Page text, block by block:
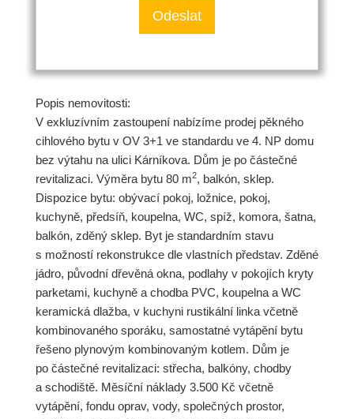
Popis nemovitosti:
V exkluzívním zastoupení nabízíme prodej pěkného
cihlového bytu v OV 3+1 ve standardu ve 4. NP domu
bez výtahu na ulici Kárníkova. Dům je po částečné
revitalizaci. Výměra bytu 80 m2, balkón, sklep.
Dispozice bytu: obývací pokoj, ložnice, pokoj,
kuchyně, předsíň, koupelna, WC, spíž, komora, šatna,
balkón, zděný sklep. Byt je standardním stavu
s možností rekonstrukce dle vlastních představ. Zděné
jádro, původní dřevěná okna, podlahy v pokojích kryty
parketami, kuchyně a chodba PVC, koupelna a WC
keramická dlažba, v kuchyni rustikální linka včetně
kombinovaného sporáku, samostatné vytápění bytu
řešeno plynovým kombinovaným kotlem. Dům je
po částečné revitalizaci: střecha, balkóny, chodby
a schodiště. Měsíční náklady 3.500 Kč včetně
vytápění, fondu oprav, vody, společných prostor,